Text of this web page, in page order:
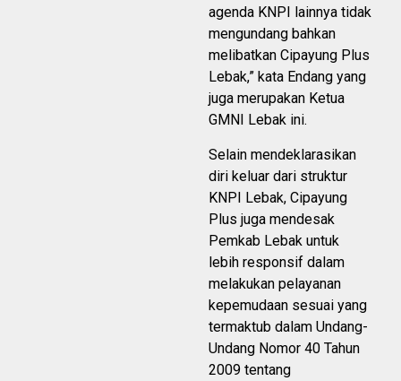
agenda KNPI lainnya tidak
mengundang bahkan
melibatkan Cipayung Plus
Lebak,” kata Endang yang
juga merupakan Ketua
GMNI Lebak ini.
Selain mendeklarasikan
diri keluar dari struktur
KNPI Lebak, Cipayung
Plus juga mendesak
Pemkab Lebak untuk
lebih responsif dalam
melakukan pelayanan
kepemudaan sesuai yang
termaktub dalam Undang-
Undang Nomor 40 Tahun
2009 tentang